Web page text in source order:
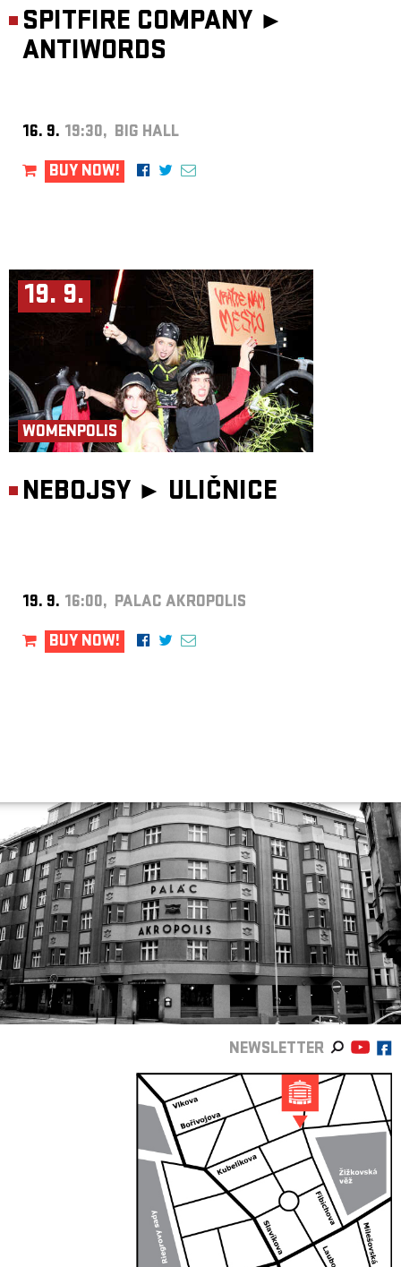
SPITFIRE COMPANY ►
ANTIWORDS
16. 9. 19:30, BIG HALL
BUY NOW!
19. 9.
WOMENPOLIS
NEBOJSY ► ULIČNICE
19. 9. 16:00, PALAC AKROPOLIS
BUY NOW!
NEWSLETTER